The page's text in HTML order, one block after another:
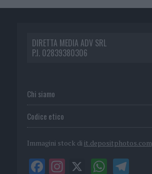
DIRETTA MEDIA ADV SRL
P.I. 02839380306
Chi siamo
Codice etico
Immagini stock di it.depositphotos.com